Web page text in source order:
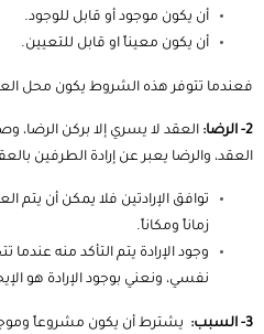
أن يكون موجود أو قابل للوجود.
أن يكون معيناً او قابل للتعيين.
فعندما تتوفر هذه الشروط يكون محل
2- الرضا:
العقد لا يسري إلا بركن
العقد، والرضا يعبر عن إرادة الطرفين
توافق الإرادتين فلا يمكن أن يتم
زماناً ومكاناً.
وجود الإرادة يتم التأكد منه عندما
نفسي، ونعني بوجود الإرادة هو
3- السبب:
يشترط أن يكون مشروعاً